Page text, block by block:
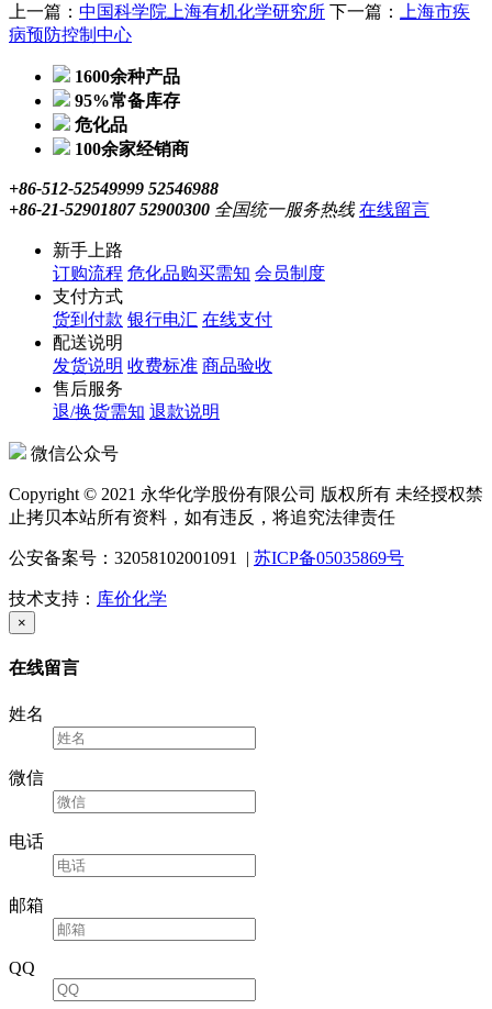
上一篇： 中国科学院上海有机化学研究所 下一篇：
上海市疾
病预防控制中心
1600余种产品
95%常备库存
危化品
100余家经销商
+86-512-52549999 52546988
+86-21-52901807 52900300 全国统一服务热线在线留言
新手上路
订购流程 危化品购买需知 会员制度
支付方式
货到付款 银行电汇 在线支付
配送说明
发货说明 收费标准 商品验收
售后服务
退/换货需知 退款说明
微信公众号
Copyright © 2021 永华化学股份有限公司 版权所有 未经授权禁
止拷贝本站所有资料，如有违反，将追究法律责任
公安备案号：32058102001091 | 苏ICP备05035869号
技术支持： 库价化学
×
在线留言
姓名
微信
电话
邮箱
QQ